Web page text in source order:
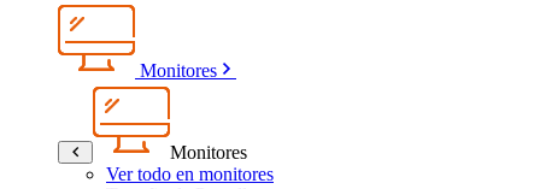
Monitores
Monitores
Ver todo en monitores